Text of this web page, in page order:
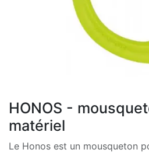
HONOS -
matériel
Le Honos est un mousqueton